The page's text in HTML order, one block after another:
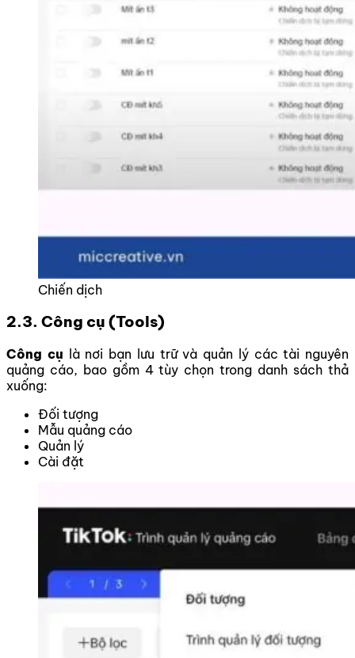
Chiến dịch
2.3. Công cụ (Tools)
Công cụ là nơi bạn lưu trữ và quản lý các tài nguyên
quảng cáo, bao gồm 4 tùy chọn trong danh sách thả
xuống:
Đối tượng
Mẫu quảng cáo
Quản lý
Cài đặt